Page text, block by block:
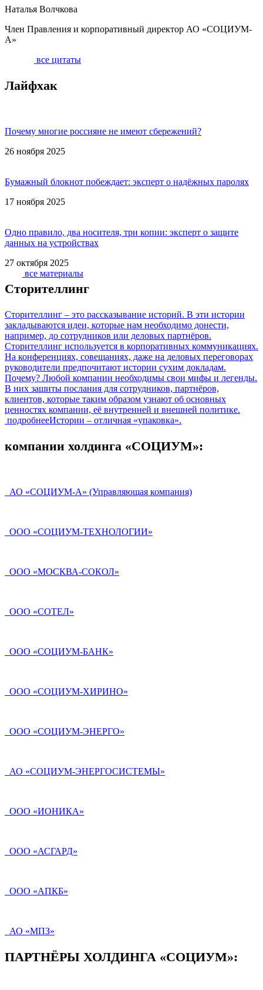
Наталья Волчкова
Член Правления и корпоративный директор АО «СОЦИУМ-
А»
все цитаты
Лайфхак
Почему многие россияне не имеют сбережений?
26 ноября 2025
Бумажный блокнот побеждает: эксперт о надёжных паролях
17 ноября 2025
Одно правило, два носителя, три копии: эксперт о защите
данных на устройствах
27 октября 2025
все материалы
Сторителлинг
Сторителлинг – это рассказывание историй. В эти истории
закладываются идеи, которые нам необходимо донести,
например, до сотрудников или деловых партнёров.
Сторителлинг используется в корпоративных коммуникациях.
На конференциях, совещаниях, даже на деловых переговорах
руководители предпочитают истории сухим докладам.
Почему? Любой компании необходимы свои мифы и легенды.
В них зашиты послания для сотрудников, партнёров,
клиентов, которые таким образом узнают об основных
ценностях компании, её внутренней и внешней политике.
Истории – отличная «упаковка».
подробнее
компании холдинга «СОЦИУМ»:
АО «СОЦИУМ-А» (Управляющая компания)
ООО «СОЦИУМ-ТЕХНОЛОГИИ»
ООО «МОСКВА-СОКОЛ»
ООО «СОТЕЛ»
ООО «СОЦИУМ-БАНК»
ООО «СОЦИУМ-ХИРИНО»
ООО «СОЦИУМ-ЭНЕРГО»
АО «СОЦИУМ-ЭНЕРГОСИСТЕМЫ»
ООО «ИОНИКА»
ООО «АСГАРД»
ООО «АПКБ»
АО «МПЗ»
ПАРТНЁРЫ ХОЛДИНГА «СОЦИУМ»: